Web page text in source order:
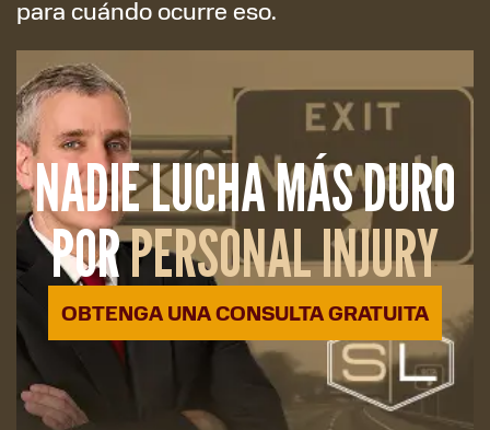
para cuándo ocurre eso.
NADIE LUCHA MÁS DURO
PORPERSONAL INJURY
OBTENGA UNA CONSULTA GRATUITA